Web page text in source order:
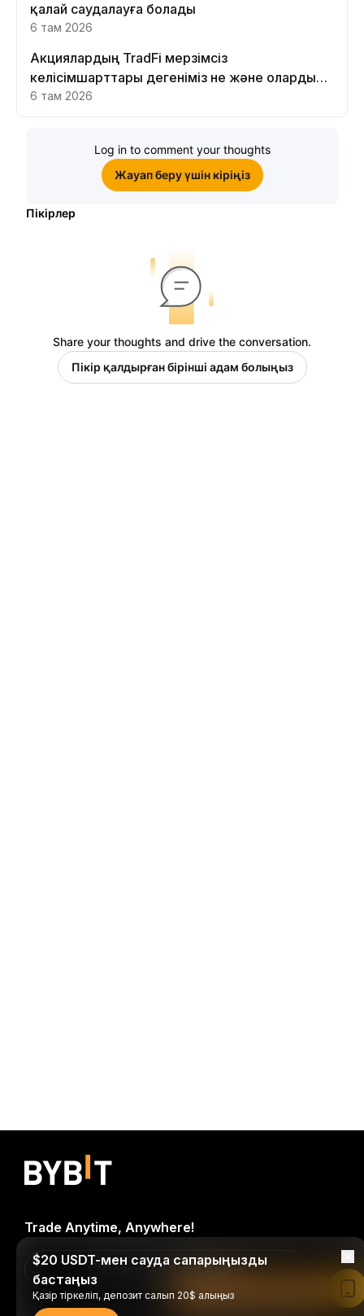
қалай саудалауға болады
6 там 2026
Акциялардың TradFi мерзімсіз
келісімшарттары дегеніміз не және оларды
Bybit платформасында неге саудалау керек?
6 там 2026
Log in to comment your thoughts
Жауап беру үшін кіріңіз
Пікірлер
Share your thoughts and drive the conversation.
Пікір қалдырған бірінші адам болыңыз
Trade Anytime, Anywhere!
Download Bybit App
$20 USDT-мен сауда сапарыңызды
бастаңыз
Қазір тіркеліп, депозит салып 20$ алыңызBybit қолданбасында оқу